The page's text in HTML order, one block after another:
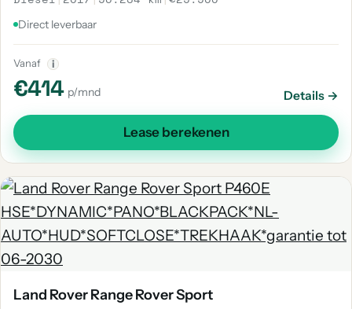
Direct leverbaar
Vanaf i
€414 p/mnd Details →
Lease berekenen
Land Rover Range Rover Sport